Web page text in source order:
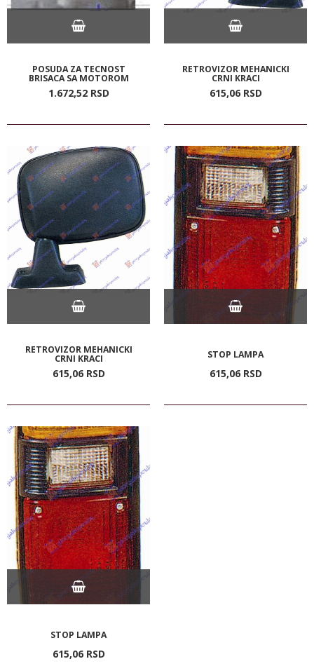
POSUDA ZA TECNOST
BRISACA SA MOTOROM
1.672,52 RSD
RETROVIZOR MEHANICKI
CRNI KRACI
615,06 RSD
RETROVIZOR MEHANICKI
CRNI KRACI
615,06 RSD
STOP LAMPA
615,06 RSD
STOP LAMPA
615,06 RSD